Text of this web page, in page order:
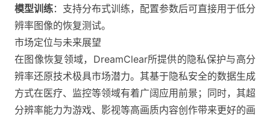
模型训练：支持分布式训练，配置参数后可直接用于低分
辨率图像的恢复测试。
市场定位与未来展望
在图像恢复领域，DreamClear所提供的隐私保护与高分
辨率还原技术极具市场潜力。其基于隐私安全的数据生成
方式在医疗、监控等领域有着广阔应用前景；同时，其超
分辨率能力为游戏、影视等高画质内容创作带来更好的画